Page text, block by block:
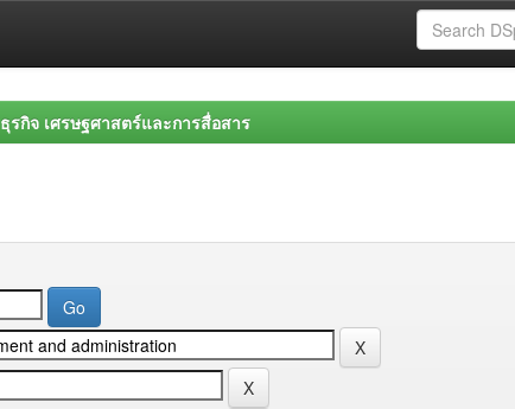
กิจ เศรษฐศาสตร์และการสื่อสาร